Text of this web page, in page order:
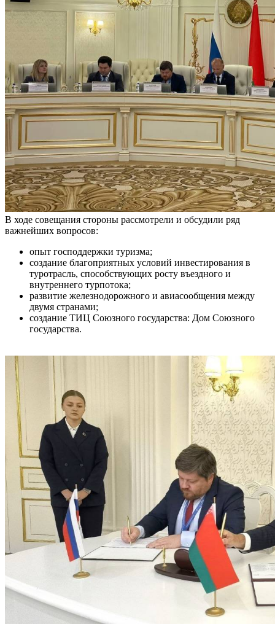
В ходе совещания стороны рассмотрели и обсудили ряд
важнейших вопросов:
опыт господдержки туризма;
создание благоприятных условий инвестирования в
туротрасль, способствующих росту въездного и
внутреннего турпотока;
развитие железнодорожного и авиасообщения между
двумя странами;
создание ТИЦ Союзного государства: Дом Союзного
государства.